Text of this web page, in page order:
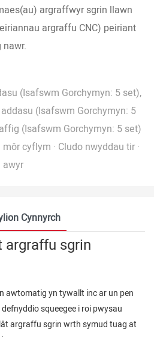
argraffwyr sgrin llawn
argraffu CNC) peiriant
(Isafswm Gorchymyn: 5 set),
(Isafswm Gorchymyn: 5
(Isafswm Gorchymyn: 5 set)
cyflym · Cludo nwyddau tir ·
awyr
Cynnyrch
argraffu sgrin
awtomatig yn tywallt inc ar un pen
squeegee i roi pwysau
argraffu sgrin wrth symud tuag at